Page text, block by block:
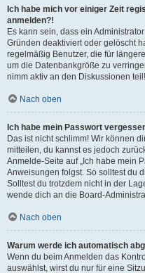
Ich habe mich vor einiger Zeit
anmelden?!
Es kann sein, dass ein
Gründen deaktiviert oder gelöscht
regelmäßig Benutzer, die für
um die Datenbankgröße zu
nimm aktiv an den Diskussionen teil!
Nach oben
Ich habe mein Passwort
Das ist nicht schlimm! Wir können
mitteilen, du kannst es jedoch
Anmelde-Seite auf „Ich habe mein
Anweisungen folgst. So solltest du
Solltest du trotzdem nicht in der
wende dich an die Board-
Nach oben
Warum werde ich automatisch
Wenn du beim Anmelden das
auswählst, wirst du nur für eine